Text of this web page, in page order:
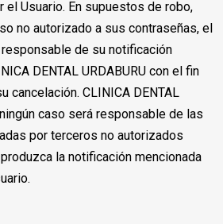
el Usuario. En supuestos de robo,
no autorizado a sus contraseñas, el
de su notificación
DENTAL URDABURU con el fin
cancelación. CLINICA DENTAL
caso será responsable de las
por terceros no autorizados
la notificación mencionada